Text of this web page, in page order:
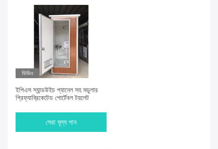
ভিডিও
ইপিএস স্যান্ডউইচ প্যানেল সহ মডুলার
প্রিফ্যাব্রিকেটেড পোর্টেবল টয়লেট
সেরা মূল্য পান